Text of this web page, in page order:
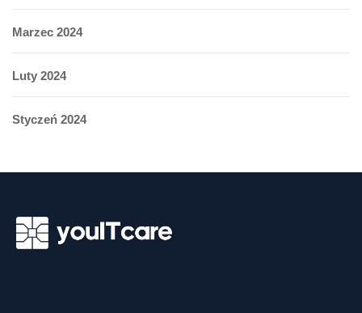
Marzec 2024
Luty 2024
Styczeń 2024